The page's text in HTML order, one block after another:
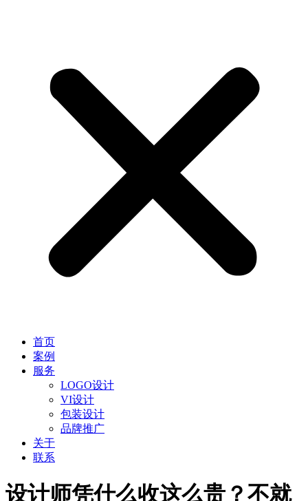
首页
案例
服务
LOGO设计
VI设计
包装设计
品牌推广
关于
联系
设计师凭什么收这么贵？不就